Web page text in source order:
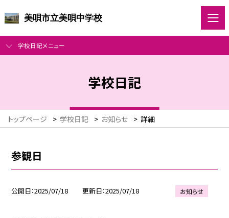
美唄市立美唄中学校
学校日記メニュー
学校日記
トップページ > 学校日記 > お知らせ > 詳細
参観日
公開日 2025/07/18 更新日 2025/07/18 お知らせ